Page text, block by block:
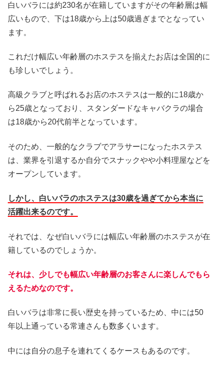
白いバラには約230名が在籍していますがその年齢層は幅
広いもので、下は18歳から上は50歳過ぎまでとなってい
ます。
これだけ幅広い年齢層のホステスを揃えたお店は全国的に
も珍しいでしょう。
高級クラブと呼ばれるお店のホステスは一般的に18歳か
ら25歳となっており、スタンダードなキャバクラの場合
は18歳から20代前半となっています。
そのため、一般的なクラブでアラサーになったホステス
は、業界を引退するか自分でスナックやや小料理屋などを
オープンしています。
しかし、白いバラのホステスは30歳を過ぎてから本当に
活躍出来るのです。
それでは、なぜ白いバラには幅広い年齢層のホステスが在
籍しているのでしょうか。
それは、少しでも幅広い年齢層のお客さんに楽しんでもら
えるためなのです。
白いバラは非常に長い歴史を持っているため、中には50
年以上通っている常連さんも数多くいます。
中には自分の息子を連れてくるケースもあるのです。